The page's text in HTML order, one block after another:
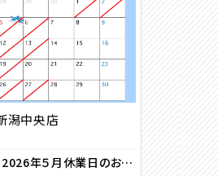
潟中央店
🎏2026年５月休業日のお知らせ🎏